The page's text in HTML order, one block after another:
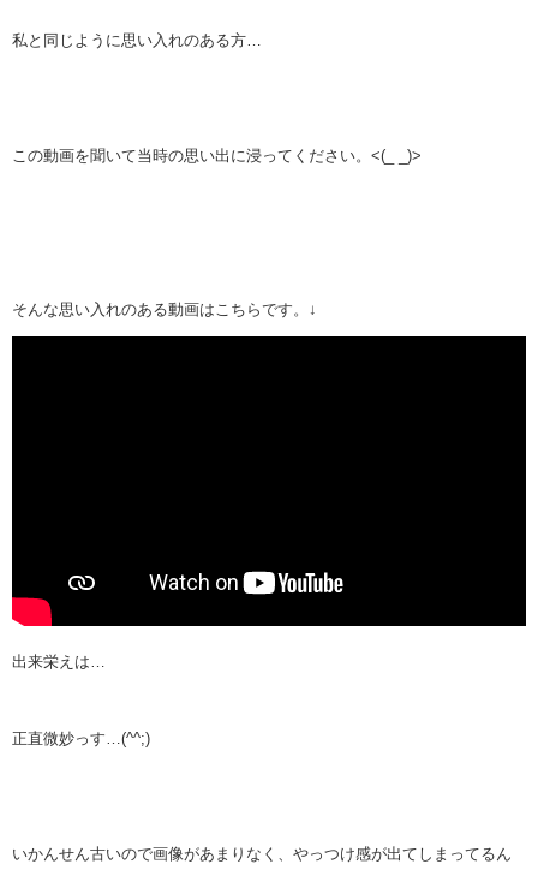
私と同じように思い入れのある方…
この動画を聞いて当時の思い出に浸ってください。<(_ _)>
そんな思い入れのある動画はこちらです。↓
出来栄えは…
正直微妙っす…(^^;)
いかんせん古いので画像があまりなく、やっつけ感が出てしまってるん